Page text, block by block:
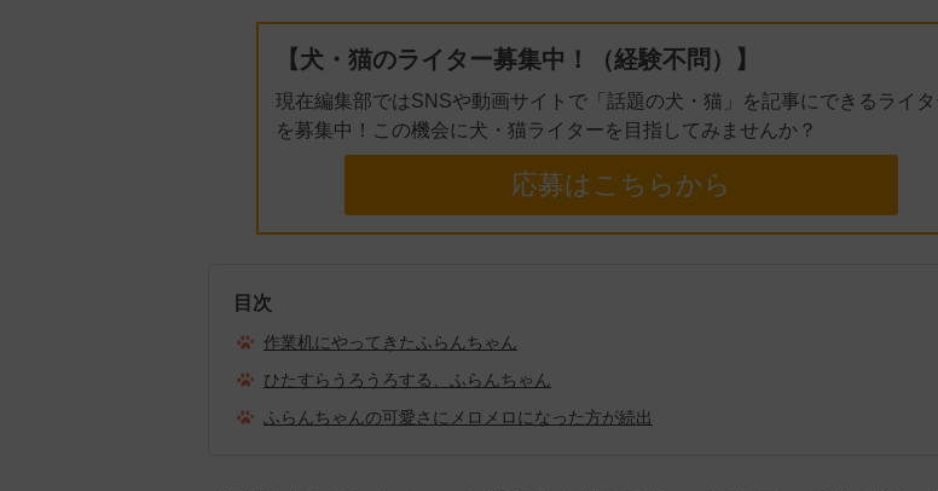
【犬・猫のライター募集中！（経験不問）】
現在編集部ではSNSや動画サイトで「話題の犬・猫」を記事にできるライタ
を募集中！この機会に犬・猫ライターを目指してみませんか？
応募はこちらから
目次
作業机にやってきたふらんちゃん
ひたすらうろうろする、ふらんちゃん
ふらんちゃんの可愛さにメロメロになった方が続出